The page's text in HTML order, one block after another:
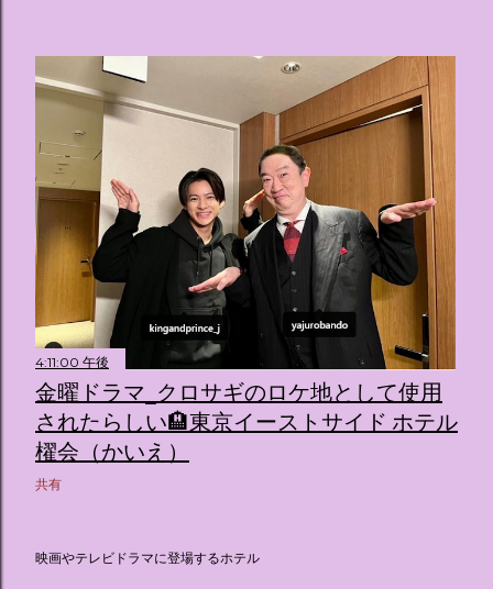
4:11:00 午後
金曜ドラマ_クロサギのロケ地として使用
されたらしい🏨東京イーストサイド ホテル
櫂会（かいえ）
共有
映画やテレビドラマに登場するホテル